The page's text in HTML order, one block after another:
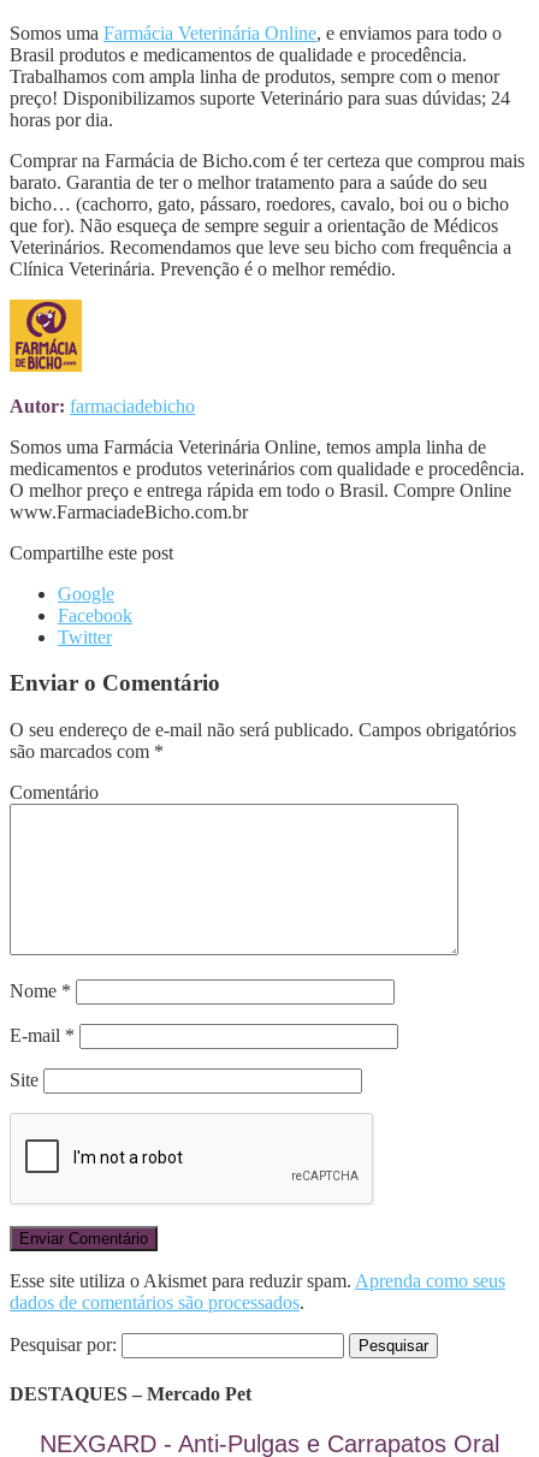
Somos uma Farmácia Veterinária Online, e enviamos para todo o
Brasil produtos e medicamentos de qualidade e procedência.
Trabalhamos com ampla linha de produtos, sempre com o menor
preço! Disponibilizamos suporte Veterinário para suas dúvidas; 24
horas por dia.
Comprar na Farmácia de Bicho.com é ter certeza que comprou mais
barato. Garantia de ter o melhor tratamento para a saúde do seu
bicho… (cachorro, gato, pássaro, roedores, cavalo, boi ou o bicho
que for). Não esqueça de sempre seguir a orientação de Médicos
Veterinários. Recomendamos que leve seu bicho com frequência a
Clínica Veterinária. Prevenção é o melhor remédio.
Autor: farmaciadebicho
Somos uma Farmácia Veterinária Online, temos ampla linha de
medicamentos e produtos veterinários com qualidade e procedência.
O melhor preço e entrega rápida em todo o Brasil. Compre Online
www.FarmaciadeBicho.com.br
Compartilhe este post
Google
Facebook
Twitter
Enviar o Comentário
O seu endereço de e-mail não será publicado. Campos obrigatórios
são marcados com *
Comentário
Nome *
E-mail *
Site
Esse site utiliza o Akismet para reduzir spam. Aprenda como seus
dados de comentários são processados.
Pesquisar por:
DESTAQUES – Mercado Pet
NEXGARD - Anti-Pulgas e Carrapatos Oral